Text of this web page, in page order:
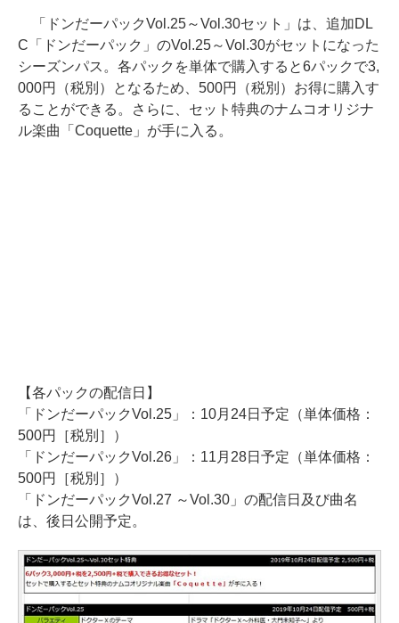
「ドンだーパックVol.25～Vol.30セット」は、追加DL
C「ドンだーパック」のVol.25～Vol.30がセットになった
シーズンパス。各パックを単体で購入すると6パックで3,
000円（税別）となるため、500円（税別）お得に購入す
ることができる。さらに、セット特典のナムコオリジナ
ル楽曲「Coquette」が手に入る。
【各パックの配信日】
「ドンだーパックVol.25」：10月24日予定（単体価格：
500円［税別］）
「ドンだーパックVol.26」：11月28日予定（単体価格：
500円［税別］）
「ドンだーパックVol.27 ～Vol.30」の配信日及び曲名
は、後日公開予定。